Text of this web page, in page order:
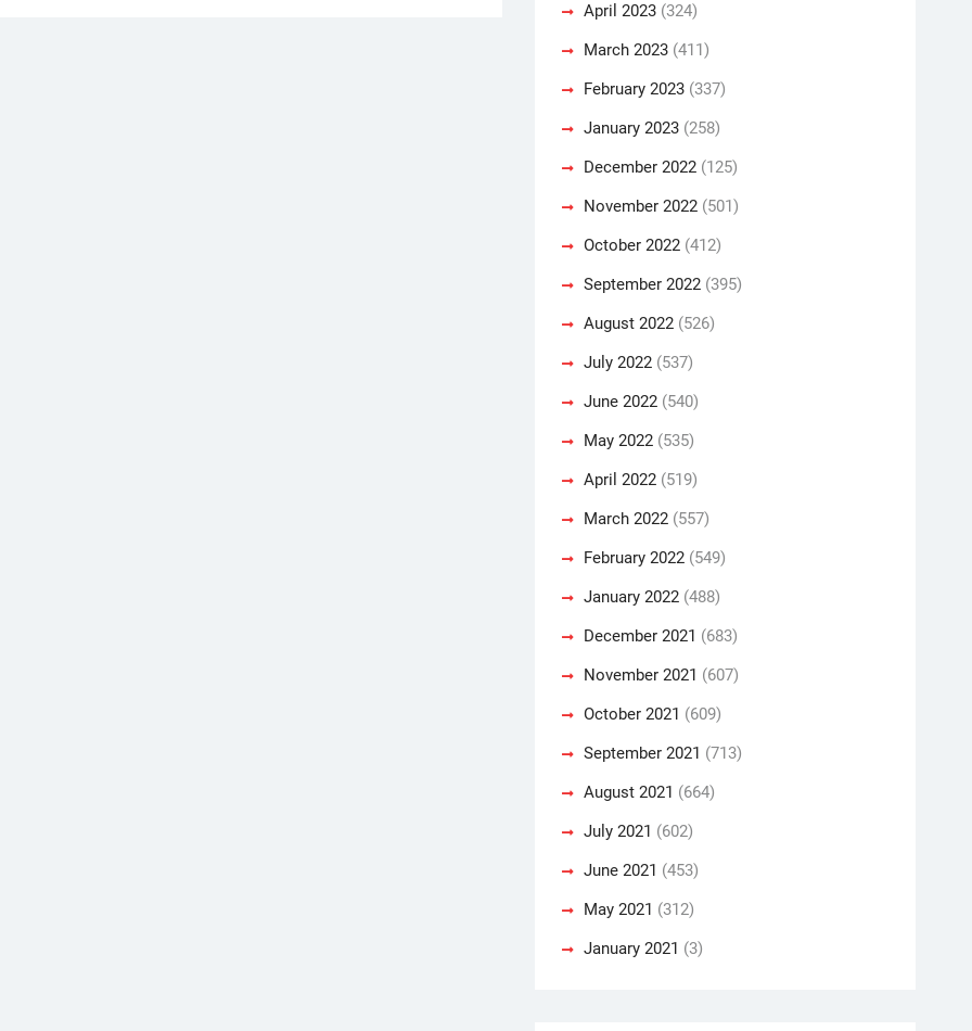
April 2023 (324)
March 2023 (411)
February 2023 (337)
January 2023 (258)
December 2022 (125)
November 2022 (501)
October 2022 (412)
September 2022 (395)
August 2022 (526)
July 2022 (537)
June 2022 (540)
May 2022 (535)
April 2022 (519)
March 2022 (557)
February 2022 (549)
January 2022 (488)
December 2021 (683)
November 2021 (607)
October 2021 (609)
September 2021 (713)
August 2021 (664)
July 2021 (602)
June 2021 (453)
May 2021 (312)
January 2021 (3)